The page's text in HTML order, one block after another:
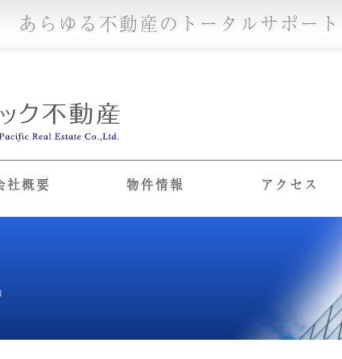
あらゆる不動産のトータルサポー
社概要 物件情報 アクセス